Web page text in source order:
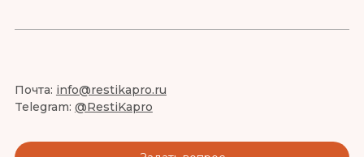
Почта: info@restikapro.ru
Telegram: @RestiKapro